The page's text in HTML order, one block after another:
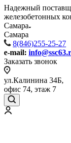
Надежный
железобетонных
Самара
Самара
8(846)255-25-27
e-mail:
Заказать звонок
ул.Калинина 34Б,
офис 74, этаж 7